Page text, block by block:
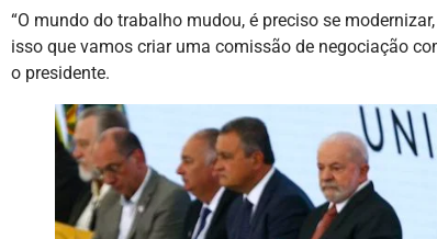
“O mundo do trabalho mudou, é preciso se
isso que vamos criar uma comissão de negociação
o presidente.